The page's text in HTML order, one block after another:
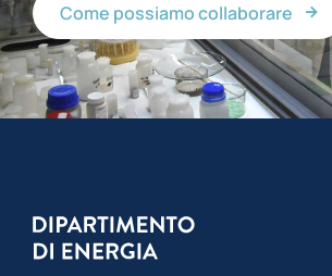
Come possiamo collaborare